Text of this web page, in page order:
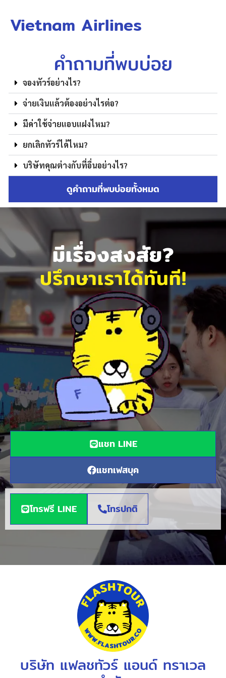
Vietnam Airlines
คำถามที่พบบ่อย
จองทัวร์อย่างไร?
จ่ายเงินแล้วต้องอย่างไรต่อ?
มีค่าใช้จ่ายแอบแฝงไหม?
ยกเลิกทัวร์ได้ไหม?
บริษัทคุณต่างกับที่อื่นอย่างไร?
ดูคำถามที่พบบ่อยทั้งหมด
มีเรื่องสงสัย?
ปรึกษาเราได้ทันที!
แชท LINE
แชทเฟสบุค
โทรฟรี LINE โทรปกติ
บริษัท แฟลชทัวร์ แอนด์ ทราเวล